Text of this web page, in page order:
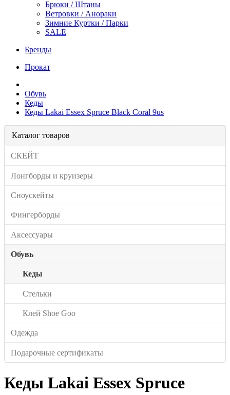
Брюки / Штаны
Ветровки / Анораки
Зимние Куртки / Парки
SALE
Бренды
Прокат
Обувь
Кеды
Кеды Lakai Essex Spruce Black Coral 9us
Каталог товаров
СКЕЙТ
Лонгборды и круизеры
Сноускейты
Фингерборды
Аксессуары
Обувь
Кеды
Стельки
Клей Shoe Goo
Одежда
Подарочные сертификаты
Кеды Lakai Essex Spruce